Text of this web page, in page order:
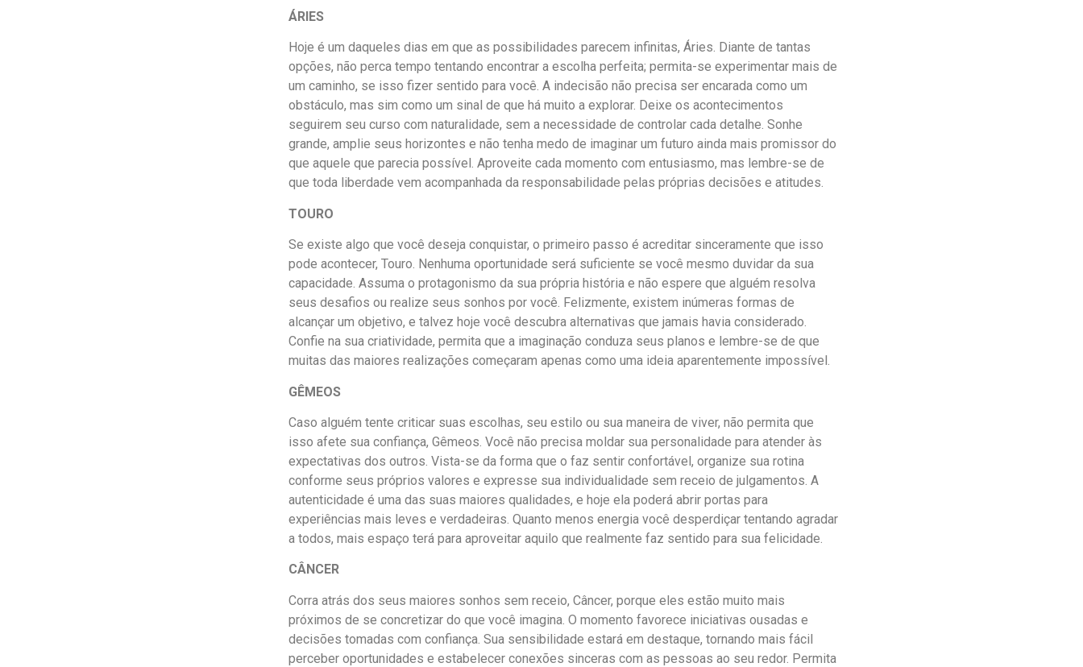
ÁRIES
Hoje é um daqueles dias em que as possibilidades parecem infinitas, Áries. Diante de tantas
opções, não perca tempo tentando encontrar a escolha perfeita; permita-se experimentar mais de
um caminho, se isso fizer sentido para você. A indecisão não precisa ser encarada como um
obstáculo, mas sim como um sinal de que há muito a explorar. Deixe os acontecimentos
seguirem seu curso com naturalidade, sem a necessidade de controlar cada detalhe. Sonhe
grande, amplie seus horizontes e não tenha medo de imaginar um futuro ainda mais promissor do
que aquele que parecia possível. Aproveite cada momento com entusiasmo, mas lembre-se de
que toda liberdade vem acompanhada da responsabilidade pelas próprias decisões e atitudes.
TOURO
Se existe algo que você deseja conquistar, o primeiro passo é acreditar sinceramente que isso
pode acontecer, Touro. Nenhuma oportunidade será suficiente se você mesmo duvidar da sua
capacidade. Assuma o protagonismo da sua própria história e não espere que alguém resolva
seus desafios ou realize seus sonhos por você. Felizmente, existem inúmeras formas de
alcançar um objetivo, e talvez hoje você descubra alternativas que jamais havia considerado.
Confie na sua criatividade, permita que a imaginação conduza seus planos e lembre-se de que
muitas das maiores realizações começaram apenas como uma ideia aparentemente impossível.
GÊMEOS
Caso alguém tente criticar suas escolhas, seu estilo ou sua maneira de viver, não permita que
isso afete sua confiança, Gêmeos. Você não precisa moldar sua personalidade para atender às
expectativas dos outros. Vista-se da forma que o faz sentir confortável, organize sua rotina
conforme seus próprios valores e expresse sua individualidade sem receio de julgamentos. A
autenticidade é uma das suas maiores qualidades, e hoje ela poderá abrir portas para
experiências mais leves e verdadeiras. Quanto menos energia você desperdiçar tentando agradar
a todos, mais espaço terá para aproveitar aquilo que realmente faz sentido para sua felicidade.
CÂNCER
Corra atrás dos seus maiores sonhos sem receio, Câncer, porque eles estão muito mais
próximos de se concretizar do que você imagina. O momento favorece iniciativas ousadas e
decisões tomadas com confiança. Sua sensibilidade estará em destaque, tornando mais fácil
perceber oportunidades e estabelecer conexões sinceras com as pessoas ao seu redor. Permita